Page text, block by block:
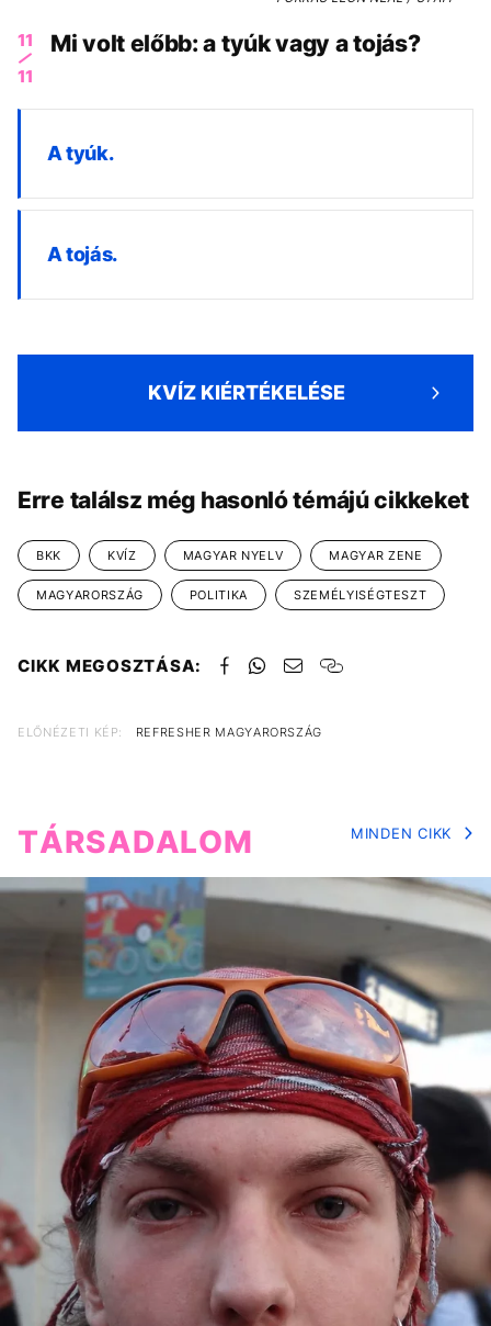
11
11
Mi volt előbb: a tyúk vagy a tojás?
A tyúk.
A tojás.
KVÍZ KIÉRTÉKELÉSE
Erre találsz még hasonló témájú cikkeket
BKK KVÍZ MAGYAR NYELV MAGYAR ZENE
MAGYARORSZÁG POLITIKA SZEMÉLYISÉGTESZT
CIKK MEGOSZTÁSA:
ELŐNÉZETI KÉP: REFRESHER MAGYARORSZÁG
TÁRSADALOM MINDEN CIKK